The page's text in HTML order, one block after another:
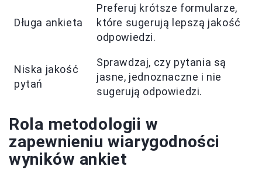
Długa ankieta
Preferuj krótsze formularze,
które sugerują lepszą jakość
odpowiedzi.
Niska jakość
pytań
Sprawdzaj, czy pytania są
jasne, jednoznaczne i nie
sugerują odpowiedzi.
Rola metodologii w
zapewnieniu wiarygodności
wyników ankiet